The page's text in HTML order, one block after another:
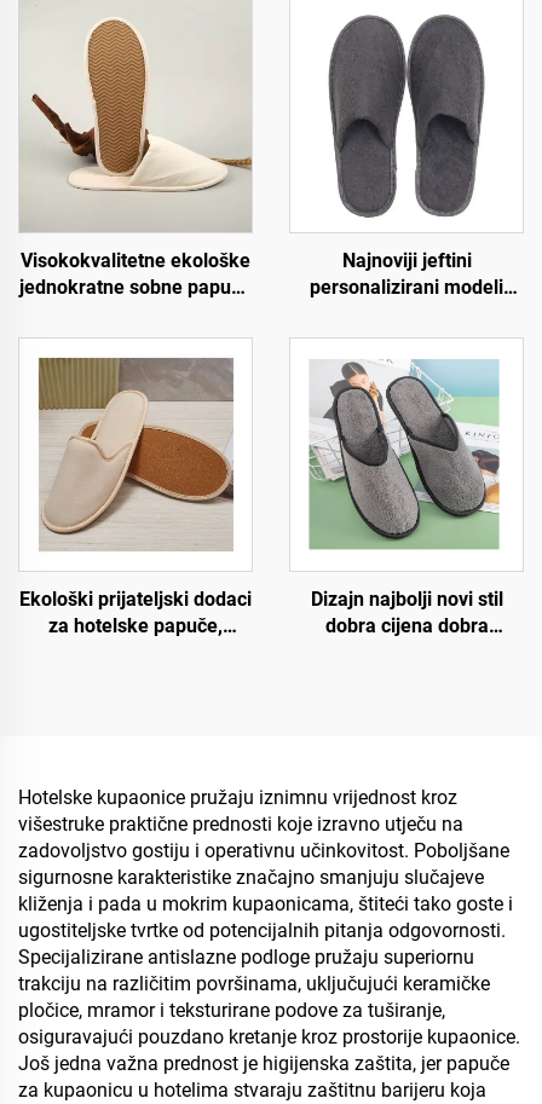
Visokokvalitetne ekološke
jednokratne sobne papuče
oblogom za goste
hotelskih soba
Najnoviji jeftini
personalizirani modeli
zrakoplovstvo,
jednokratne papuče za
muškarce i žene,
sljedbeno nabavljanje
proizvođača
biorazgradivih papuča
Ekološki prijateljski dodaci
za hotelske papuče,
Dizajn najbolji novi stil
dobra cijena dobra
Hotelske kupaonice pružaju iznimnu vrijednost kroz
višestruke praktične prednosti koje izravno utječu na
zadovoljstvo gostiju i operativnu učinkovitost. Poboljšane
sigurnosne karakteristike značajno smanjuju slučajeve
kliženja i pada u mokrim kupaonicama, štiteći tako goste i
ugostiteljske tvrtke od potencijalnih pitanja odgovornosti.
Specijalizirane antislazne podloge pružaju superiornu
trakciju na različitim površinama, uključujući keramičke
pločice, mramor i teksturirane podove za tuširanje,
osiguravajući pouzdano kretanje kroz prostorije kupaonice.
Još jedna važna prednost je higijenska zaštita, jer papuče
za kupaonicu u hotelima stvaraju zaštitnu barijeru koja